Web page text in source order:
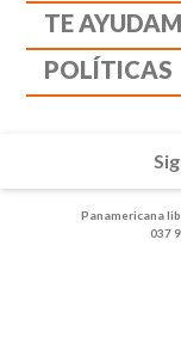
TE
POLÍTICAS
Panamericana
037